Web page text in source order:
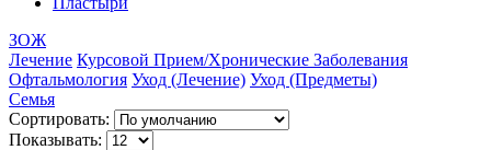
ЗОЖ
Лечение Курсовой Прием/Хронические Заболевания
Офтальмология Уход (Лечение) Уход (Предметы)
Семья
Сортировать:
Показывать: